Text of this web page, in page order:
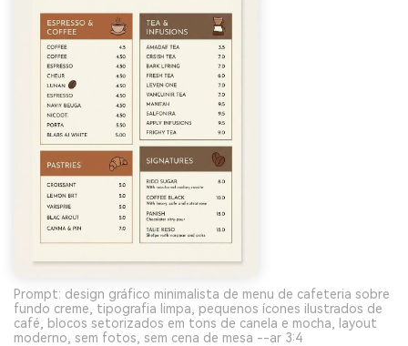
Prompt: design gráfico minimalista de menu de cafeteria sobre
fundo creme, tipografia limpa, pequenos ícones ilustrados de
café, blocos setorizados em tons de canela e mocha, layout
moderno, sem fotos, sem cena de mesa --ar 3:4